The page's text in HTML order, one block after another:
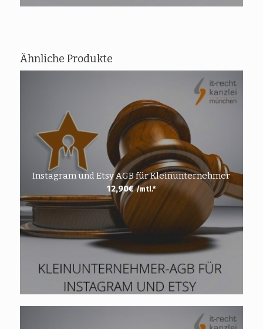
Ähnliche Produkte
Instagram und Etsy AGB für Kleinunternehmer
12,90€ /mtl.*